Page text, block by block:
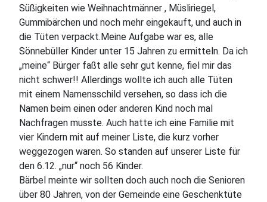
Süßigkeiten wie Weihnachtmänner , Müsliriegel,
Gummibärchen und noch mehr eingekauft, und auch in
die Tüten verpackt.Meine Aufgabe war es, alle
Sönnebüller Kinder unter 15 Jahren zu ermitteln. Da ich
„meine“ Bürger faßt alle sehr gut kenne, fiel mir das
nicht schwer!! Allerdings wollte ich auch alle Tüten
mit einem Namensschild versehen, so dass ich die
Namen beim einen oder anderen Kind noch mal
Nachfragen musste. Auch hatte ich eine Familie mit
vier Kindern mit auf meiner Liste, die kurz vorher
weggezogen waren. So standen auf unserer Liste für
den 6.12. „nur“ noch 56 Kinder.
Bärbel meinte wir sollten doch auch noch die Senioren
über 80 Jahren, von der Gemeinde eine Geschenktüte